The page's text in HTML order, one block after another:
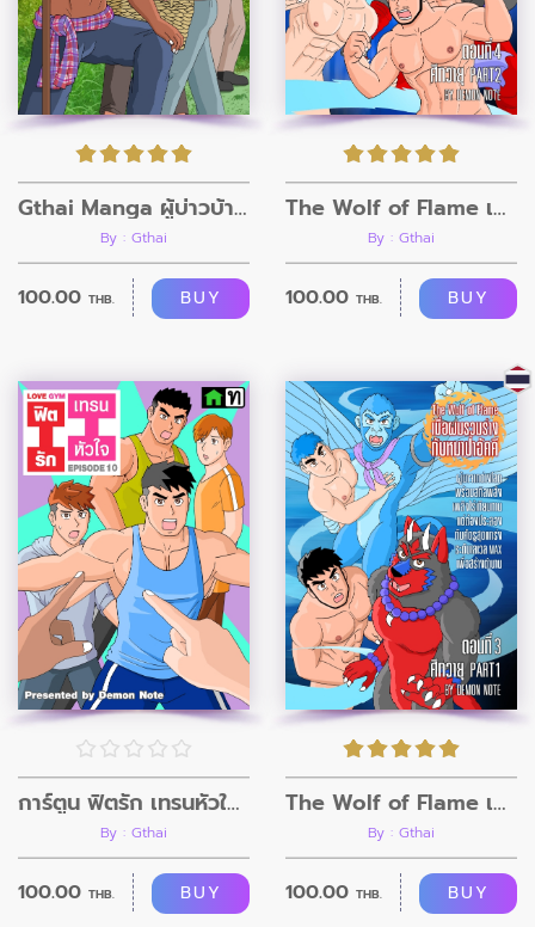
Gthai Manga ผู้บ่าวบ้านนา ตอนที่1
By : Gthai
100.00 THB. BUY
The Wolf of Flame เมื่อผมรวมร่างกับหมาป่าอัคคี ตอนที่4
By : Gthai
100.00 THB. BUY
การ์ตูน ฟิตรัก เทรนหัวใจ ตอนที่10
By : Gthai
100.00 THB. BUY
The Wolf of Flame เมื่อผมรวมร่างกับหมาป่าอัคคี ตอนที่3
By : Gthai
100.00 THB. BUY